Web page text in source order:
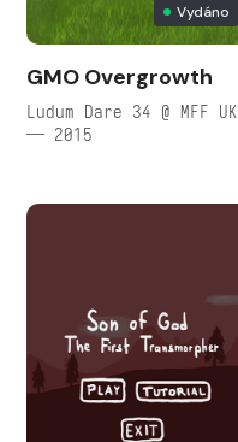
Vydáno
GMO Overgrowth
Ludum Dare 34 @ MFF UK
— 2015